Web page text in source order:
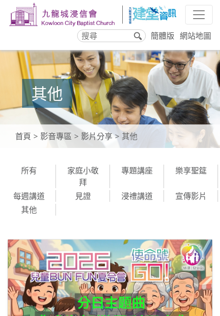
搜
尋
簡體版 網站地圖
其他
首頁 影音專區 影片分享 其他
所有
家庭小敬
拜
專題講座 樂享聖筵
每週講道 見證 浸禮講道
宣傳影片
其他